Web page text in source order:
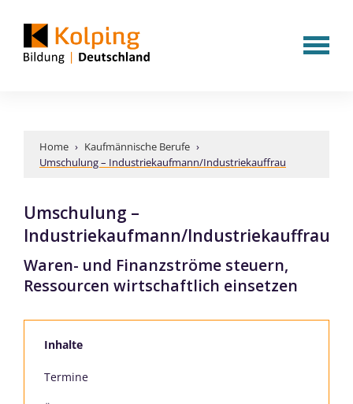
Home › Kaufmännische Berufe ›
Umschulung – Industriekaufmann/Industriekauffrau
Umschulung –
Industriekaufmann/Industriekauffrau
Waren- und Finanzströme steuern,
Ressourcen wirtschaftlich einsetzen
Inhalte
Termine